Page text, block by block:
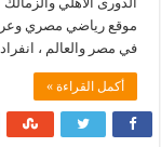
موقع رياضي مصري
في مصر والعالم ،
أكمل القراءة »